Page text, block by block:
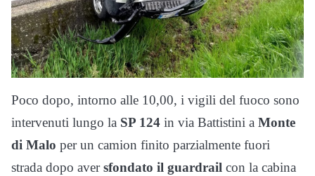
Poco dopo, intorno alle 10,00, i vigili del fuoco sono
intervenuti lungo la SP 124 in via Battistini a Monte
di Malo per un camion finito parzialmente fuori
strada dopo aversfondato il guardrail con la cabina